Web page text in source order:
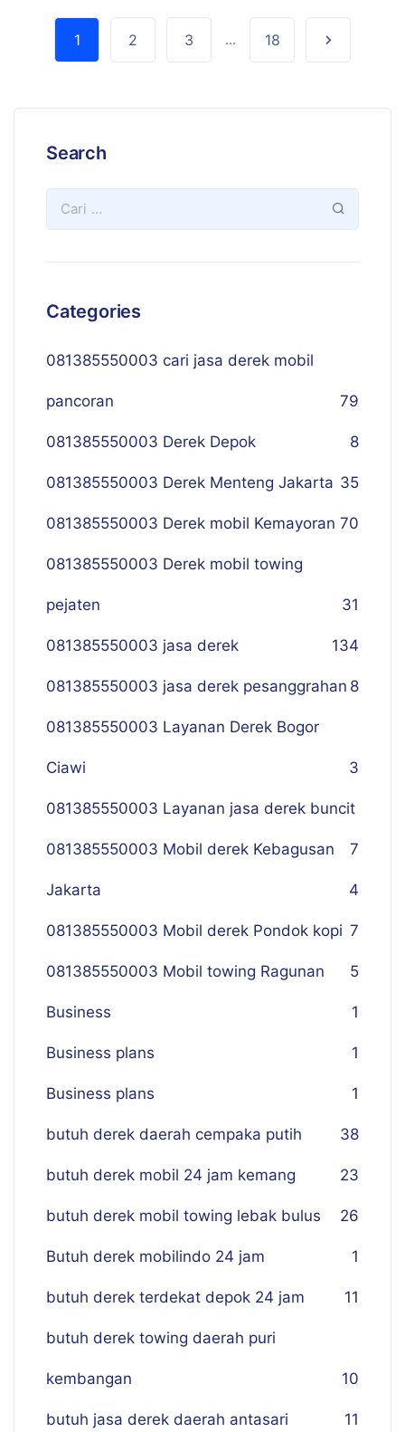
1 2 3 ... 18
Search
Categories
081385550003 cari jasa derek mobil
pancoran 79
081385550003 Derek Depok 8
081385550003 Derek Menteng Jakarta 35
081385550003 Derek mobil Kemayoran 70
081385550003 Derek mobil towing
pejaten 31
081385550003 jasa derek 134
081385550003 jasa derek pesanggrahan 8
081385550003 Layanan Derek Bogor
Ciawi 3
081385550003 Layanan jasa derek buncit
7
081385550003 Mobil derek Kebagusan
Jakarta 4
081385550003 Mobil derek Pondok kopi 7
081385550003 Mobil towing Ragunan 5
Business 1
Business plans 1
Business plans 1
butuh derek daerah cempaka putih 38
butuh derek mobil 24 jam kemang 23
butuh derek mobil towing lebak bulus 26
Butuh derek mobilindo 24 jam 1
butuh derek terdekat depok 24 jam 11
butuh derek towing daerah puri
kembangan 10
butuh jasa derek daerah antasari 11